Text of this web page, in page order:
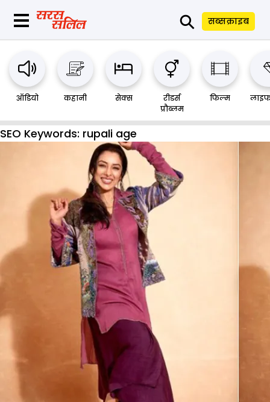
⚲ सब्सक्राइब
ऑडियो कहानी सेक्स
रीडर्स
प्रौब्लम
फिल्म
SEO Keywords: rupali age